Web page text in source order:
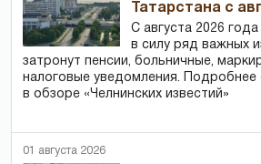
Татарстана с
С августа 2026
в силу ряд важных
затронут пенсии, больничные,
налоговые уведомления. Подробнее
в обзоре «Челнинских известий»
01 августа 2026